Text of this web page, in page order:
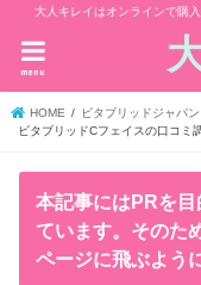
大人キレイはオンラインで購
menu
HOME
ビタブリッドジャパン
ビタブリッドCフェイスの口コミ
本記事にはPRを
ています。そのた
ページに飛ぶよう